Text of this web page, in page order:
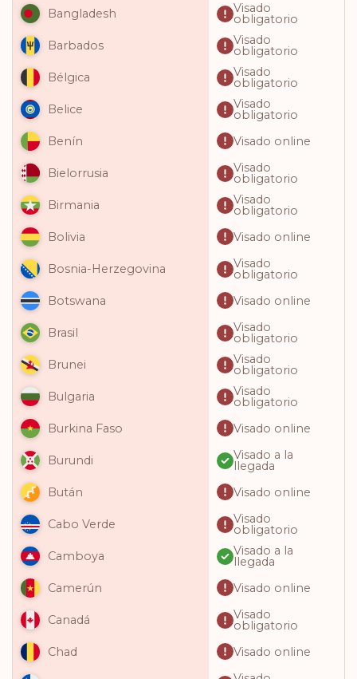
Bangladesh Visado
obligatorio
Barbados
Visado
obligatorio
Bélgica
Visado
obligatorio
Belice
Visado
obligatorio
Benín
Visado online
Bielorrusia Visado
obligatorio
Birmania
Visado
obligatorio
Bolivia
Visado online
Bosnia-Herzegovina Visado
obligatorio
Botswana
Visado online
Brasil Visado
obligatorio
Brunei
Visado
obligatorio
Bulgaria
Visado
obligatorio
Burkina Faso
Visado online
Burundi Visado a la
llegada
Bután
Visado online
Cabo Verde Visado
obligatorio
Camboya
Visado a la
llegada
Camerún
Visado online
Canadá Visado
obligatorio
Chad
Visado online